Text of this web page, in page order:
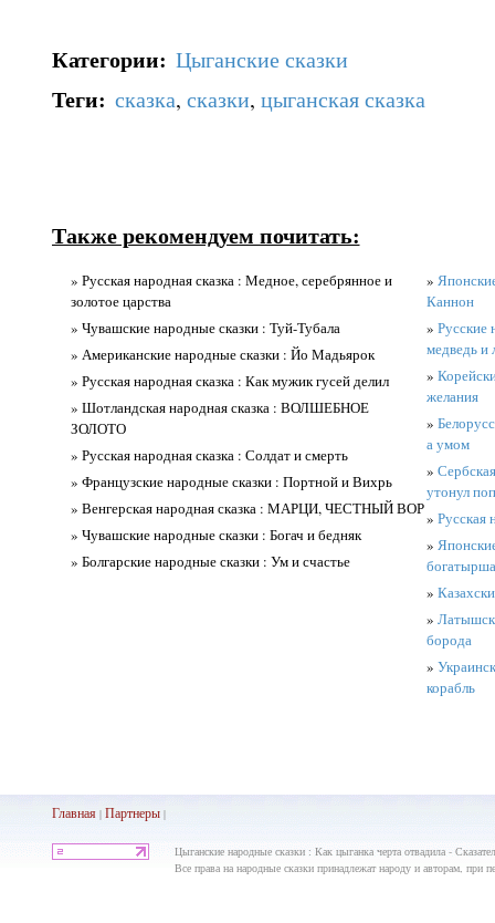
Категории: Цыганские сказки
Теги: сказка, сказки, цыганская сказка
Также рекомендуем почитать:
» Русская народная сказка : Медное, серебрянное и
золотое царства
» Чувашские народные сказки : Туй-Тубала
» Американские народные сказки : Йо Мадьярок
» Русская народная сказка : Как мужик гусей делил
» Шотландская народная сказка : ВОЛШЕБНОЕ
ЗОЛОТО
» Русская народная сказка : Солдат и смерть
» Французские народные сказки : Портной и Вихрь
» Венгерская народная сказка : МАРЦИ, ЧЕСТНЫЙ ВОР
» Чувашские народные сказки : Богач и бедняк
» Болгарские народные сказки : Ум и счастье
»
Каннон
» Русские
медведь и
»
желания
»
а умом
»
утонул поп
» Русская
»
богатырша
»
»
борода
»
корабль
Главная| Партнеры|
Цыганские народные сказки : Как цыганка черта отвадила -
Все права на народные сказки принадлежат народу и авторам, при